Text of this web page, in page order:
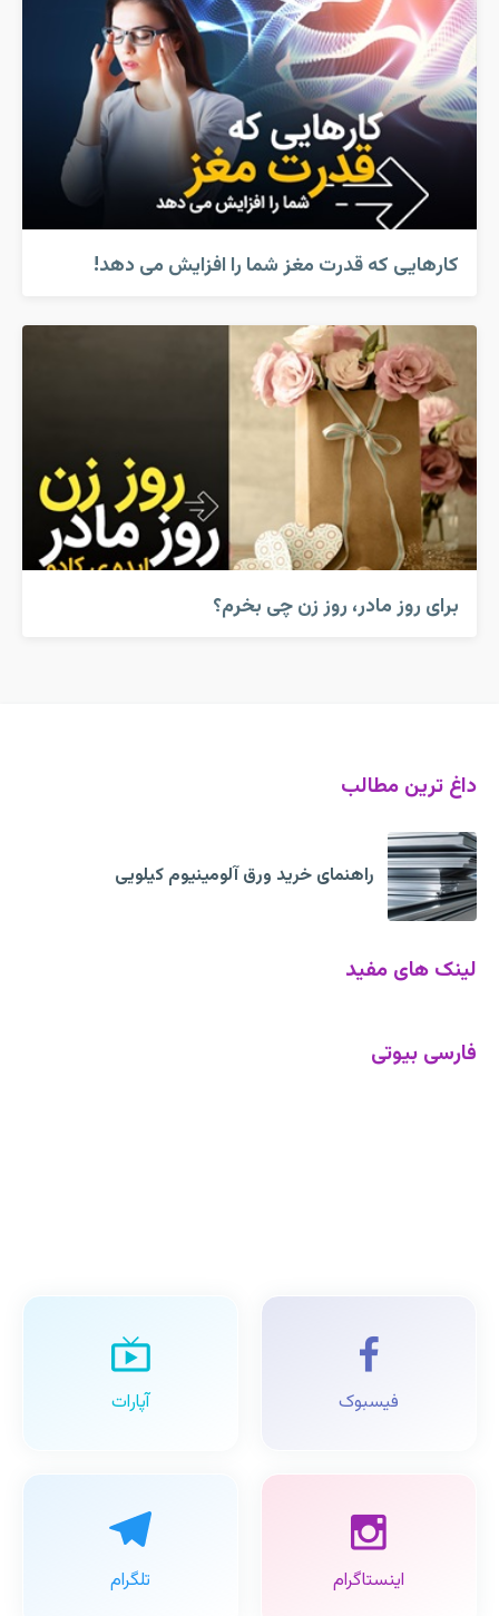
کارهایی که قدرت مغز شما را افزایش می دهد!
برای روز مادر، روز زن چی بخرم؟
داغ ترین مطالب
راهنمای خرید ورق آلومینیوم کیلویی
لینک های مفید
فارسی بیوتی
فیسبوک آپارات
اینستاگرام تلگرام